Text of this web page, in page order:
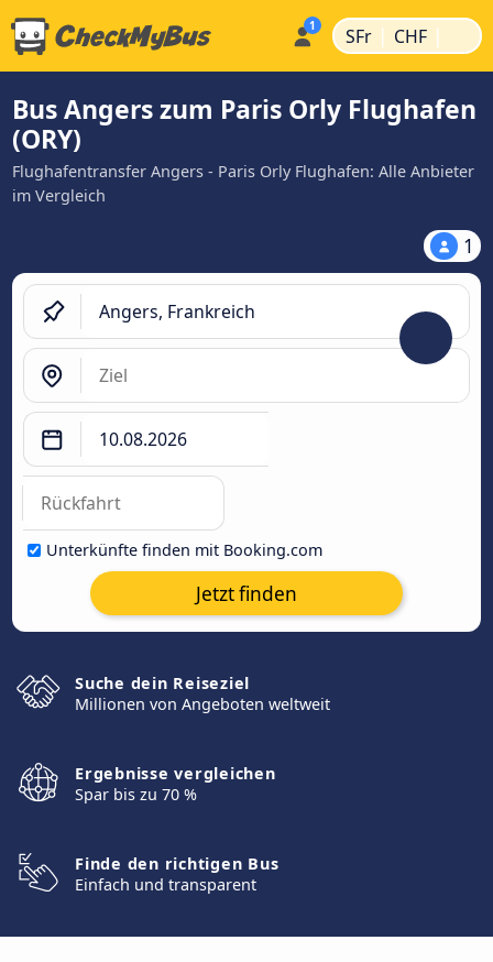
SFr | CHF |
Bus Angers zum Paris Orly Flughafen
(ORY)
Flughafentransfer Angers - Paris Orly Flughafen: Alle Anbieter
im Vergleich
1
Unterkünfte finden mit Booking.com
Jetzt finden
Suche dein Reiseziel
Millionen von Angeboten weltweit
Ergebnisse vergleichen
Spar bis zu 70 %
Finde den richtigen Bus
Einfach und transparent